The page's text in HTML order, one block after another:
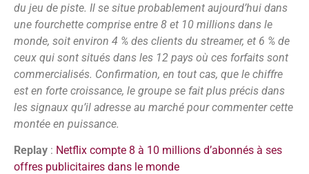
du jeu de piste. Il se situe probablement aujourd’hui dans
une fourchette comprise entre 8 et 10 millions dans le
monde, soit environ 4 % des clients du streamer, et 6 % de
ceux qui sont situés dans les 12 pays où ces forfaits sont
commercialisés. Confirmation, en tout cas, que le chiffre
est en forte croissance, le groupe se fait plus précis dans
les signaux qu’il adresse au marché pour commenter cette
montée en puissance.
Replay : Netflix compte 8 à 10 millions d’abonnés à ses
offres publicitaires dans le monde